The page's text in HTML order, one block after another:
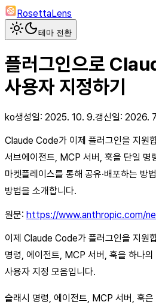
RosettaLens
테마 전환
플러그인으로
사용자 지정하기
ko생성일: 2025. 10. 9.갱신일: 2026.
Claude Code가 이제 플러그인을 지원
서브에이전트, MCP 서버, 훅을 단일 명
마켓플레이스를 통해 공유·배포하는 방
방법을 소개합니다.
원문: https://www.anthropic.com/
이제 Claude Code가 플러그인을 지원
명령, 에이전트, MCP 서버, 훅을 하나
사용자 지정 모음입니다.
슬래시 명령, 에이전트, MCP 서버, 훅